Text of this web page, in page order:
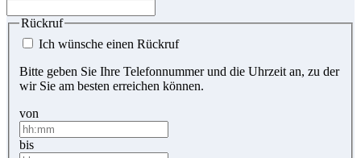
Rückruf
Ich wünsche einen Rückruf
Bitte geben Sie Ihre Telefonnummer und die Uhrzeit an, zu der
wir Sie am besten erreichen können.
von
bis